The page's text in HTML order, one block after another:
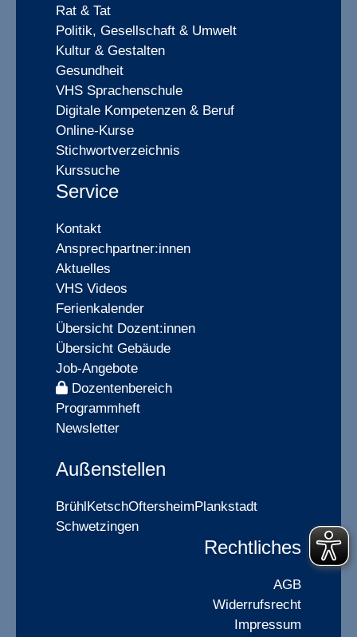
Rat & Tat
Politik, Gesellschaft & Umwelt
Kultur & Gestalten
Gesundheit
VHS Sprachenschule
Digitale Kompetenzen & Beruf
Online-Kurse
Stichwortverzeichnis
Kurssuche
Service
Kontakt
Ansprechpartner:innen
Aktuelles
VHS Videos
Ferienkalender
Übersicht Dozent:innen
Übersicht Gebäude
Job-Angebote
Dozentenbereich
Programmheft
Newsletter
Außenstellen
BrühlKetschOftersheimPlankstadt
Schwetzingen
Rechtliches
AGB
Widerrufsrecht
Impressum